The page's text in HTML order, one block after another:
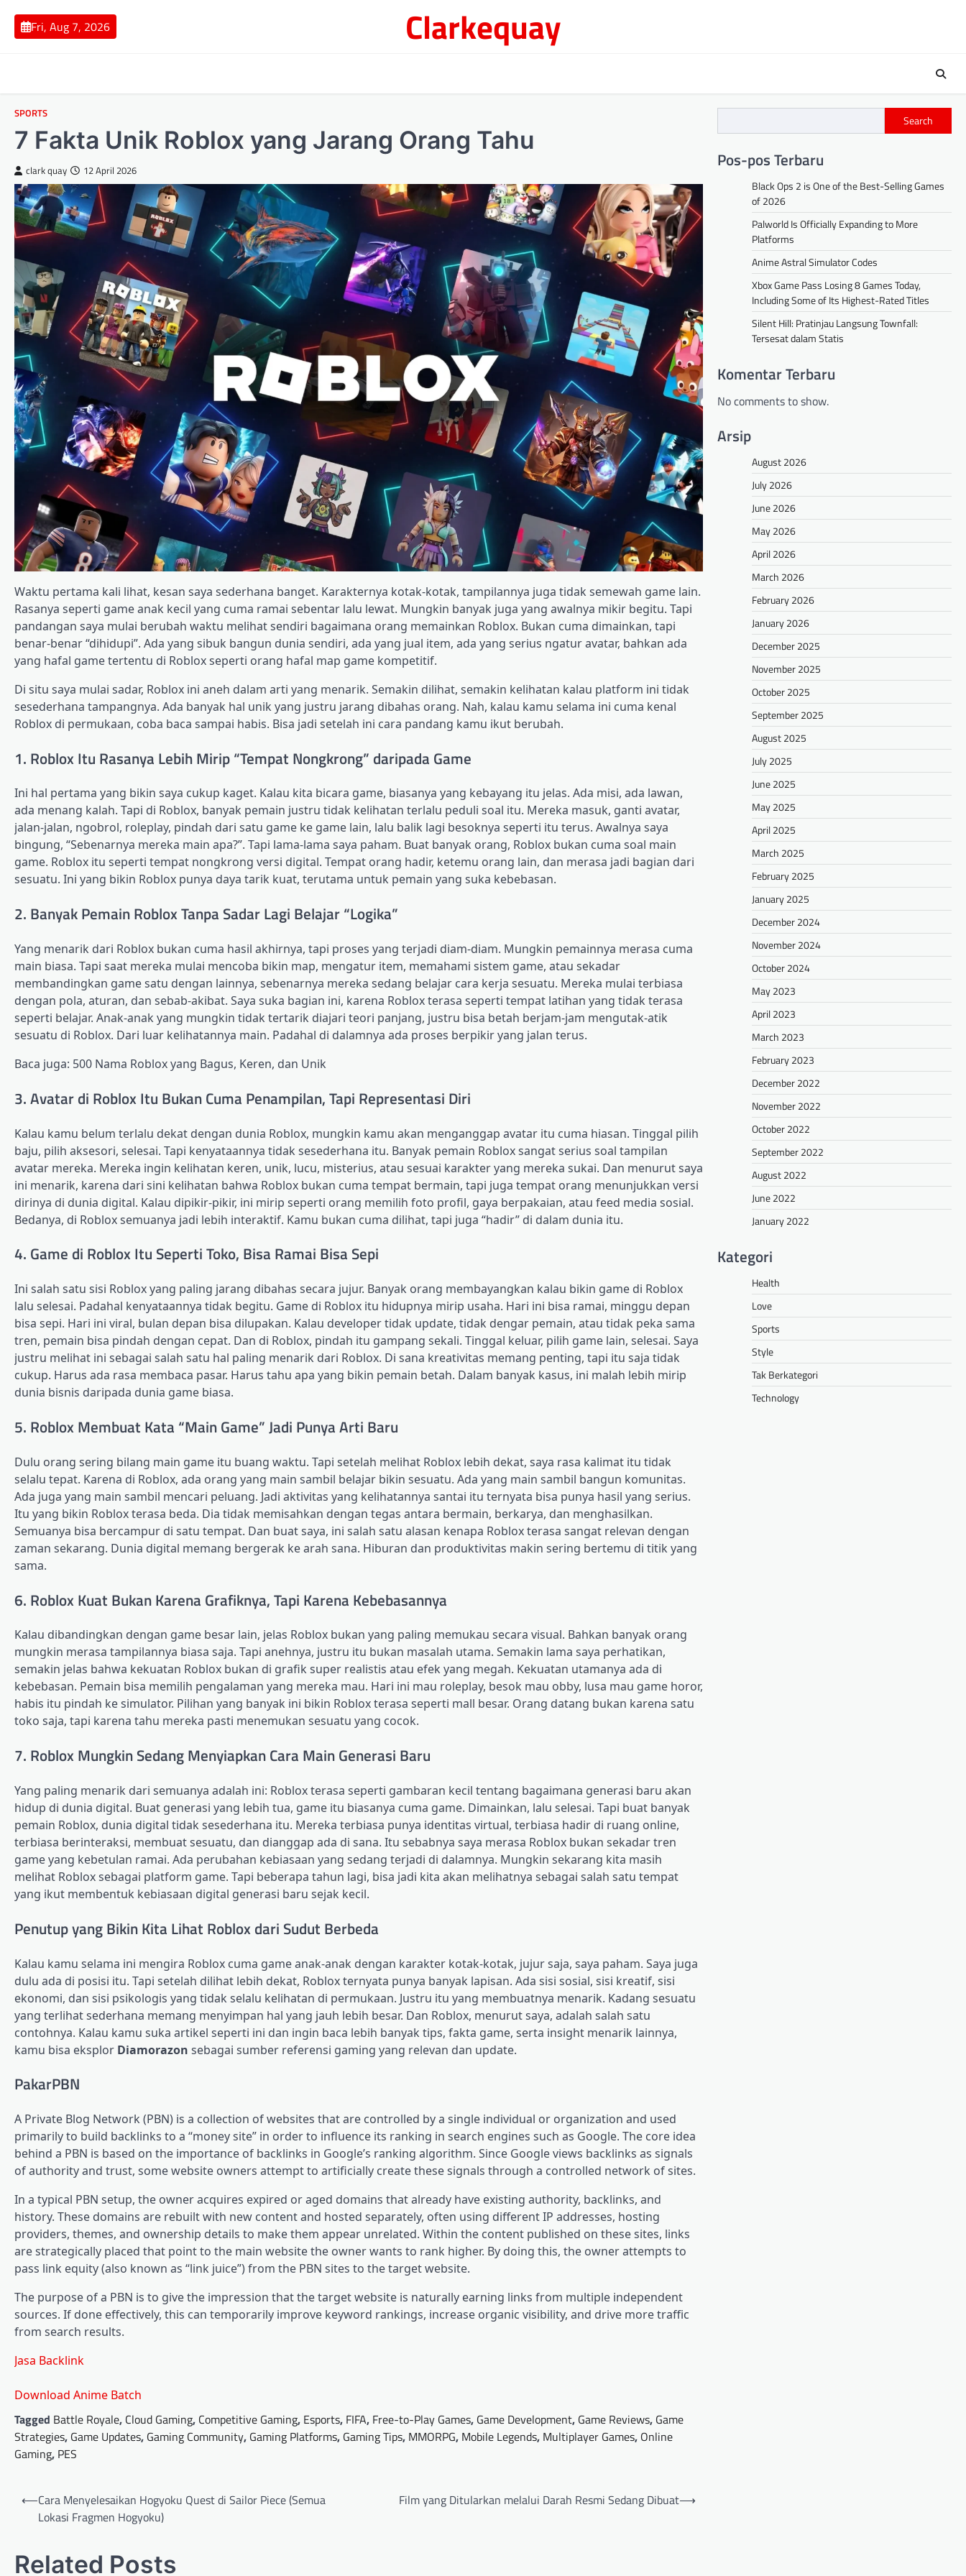
content
Fri, Aug 7, 2026 Clarkequay
SPORTS
7 Fakta Unik Roblox yang Jarang Orang Tahu
clark quay 12 April 2026
Waktu pertama kali lihat, kesan saya sederhana banget. Karakternya kotak-kotak, tampilannya juga tidak semewah game lain.
Rasanya seperti game anak kecil yang cuma ramai sebentar lalu lewat. Mungkin banyak juga yang awalnya mikir begitu. Tapi
pandangan saya mulai berubah waktu melihat sendiri bagaimana orang memainkan Roblox. Bukan cuma dimainkan, tapi
benar-benar “dihidupi”. Ada yang sibuk bangun dunia sendiri, ada yang jual item, ada yang serius ngatur avatar, bahkan ada
yang hafal game tertentu di Roblox seperti orang hafal map game kompetitif.
Di situ saya mulai sadar, Roblox ini aneh dalam arti yang menarik. Semakin dilihat, semakin kelihatan kalau platform ini tidak
sesederhana tampangnya. Ada banyak hal unik yang justru jarang dibahas orang. Nah, kalau kamu selama ini cuma kenal
Roblox di permukaan, coba baca sampai habis. Bisa jadi setelah ini cara pandang kamu ikut berubah.
1. Roblox Itu Rasanya Lebih Mirip “Tempat Nongkrong” daripada Game
Ini hal pertama yang bikin saya cukup kaget. Kalau kita bicara game, biasanya yang kebayang itu jelas. Ada misi, ada lawan,
ada menang kalah. Tapi di Roblox, banyak pemain justru tidak kelihatan terlalu peduli soal itu. Mereka masuk, ganti avatar,
jalan-jalan, ngobrol, roleplay, pindah dari satu game ke game lain, lalu balik lagi besoknya seperti itu terus. Awalnya saya
bingung, “Sebenarnya mereka main apa?”. Tapi lama-lama saya paham. Buat banyak orang, Roblox bukan cuma soal main
game. Roblox itu seperti tempat nongkrong versi digital. Tempat orang hadir, ketemu orang lain, dan merasa jadi bagian dari
sesuatu. Ini yang bikin Roblox punya daya tarik kuat, terutama untuk pemain yang suka kebebasan.
2. Banyak Pemain Roblox Tanpa Sadar Lagi Belajar “Logika”
Yang menarik dari Roblox bukan cuma hasil akhirnya, tapi proses yang terjadi diam-diam. Mungkin pemainnya merasa cuma
main biasa. Tapi saat mereka mulai mencoba bikin map, mengatur item, memahami sistem game, atau sekadar
membandingkan game satu dengan lainnya, sebenarnya mereka sedang belajar cara kerja sesuatu. Mereka mulai terbiasa
dengan pola, aturan, dan sebab-akibat. Saya suka bagian ini, karena Roblox terasa seperti tempat latihan yang tidak terasa
seperti belajar. Anak-anak yang mungkin tidak tertarik diajari teori panjang, justru bisa betah berjam-jam mengutak-atik
sesuatu di Roblox. Dari luar kelihatannya main. Padahal di dalamnya ada proses berpikir yang jalan terus.
Baca juga: 500 Nama Roblox yang Bagus, Keren, dan Unik
3. Avatar di Roblox Itu Bukan Cuma Penampilan, Tapi Representasi Diri
Kalau kamu belum terlalu dekat dengan dunia Roblox, mungkin kamu akan menganggap avatar itu cuma hiasan. Tinggal pilih
baju, pilih aksesori, selesai. Tapi kenyataannya tidak sesederhana itu. Banyak pemain Roblox sangat serius soal tampilan
avatar mereka. Mereka ingin kelihatan keren, unik, lucu, misterius, atau sesuai karakter yang mereka sukai. Dan menurut saya
ini menarik, karena dari sini kelihatan bahwa Roblox bukan cuma tempat bermain, tapi juga tempat orang menunjukkan versi
dirinya di dunia digital. Kalau dipikir-pikir, ini mirip seperti orang memilih foto profil, gaya berpakaian, atau feed media sosial.
Bedanya, di Roblox semuanya jadi lebih interaktif. Kamu bukan cuma dilihat, tapi juga “hadir” di dalam dunia itu.
4. Game di Roblox Itu Seperti Toko, Bisa Ramai Bisa Sepi
Ini salah satu sisi Roblox yang paling jarang dibahas secara jujur. Banyak orang membayangkan kalau bikin game di Roblox
lalu selesai. Padahal kenyataannya tidak begitu. Game di Roblox itu hidupnya mirip usaha. Hari ini bisa ramai, minggu depan
bisa sepi. Hari ini viral, bulan depan bisa dilupakan. Kalau developer tidak update, tidak dengar pemain, atau tidak peka sama
tren, pemain bisa pindah dengan cepat. Dan di Roblox, pindah itu gampang sekali. Tinggal keluar, pilih game lain, selesai. Saya
justru melihat ini sebagai salah satu hal paling menarik dari Roblox. Di sana kreativitas memang penting, tapi itu saja tidak
cukup. Harus ada rasa membaca pasar. Harus tahu apa yang bikin pemain betah. Dalam banyak kasus, ini malah lebih mirip
dunia bisnis daripada dunia game biasa.
5. Roblox Membuat Kata “Main Game” Jadi Punya Arti Baru
Dulu orang sering bilang main game itu buang waktu. Tapi setelah melihat Roblox lebih dekat, saya rasa kalimat itu tidak
selalu tepat. Karena di Roblox, ada orang yang main sambil belajar bikin sesuatu. Ada yang main sambil bangun komunitas.
Ada juga yang main sambil mencari peluang. Jadi aktivitas yang kelihatannya santai itu ternyata bisa punya hasil yang serius.
Itu yang bikin Roblox terasa beda. Dia tidak memisahkan dengan tegas antara bermain, berkarya, dan menghasilkan.
Semuanya bisa bercampur di satu tempat. Dan buat saya, ini salah satu alasan kenapa Roblox terasa sangat relevan dengan
zaman sekarang. Dunia digital memang bergerak ke arah sana. Hiburan dan produktivitas makin sering bertemu di titik yang
sama.
6. Roblox Kuat Bukan Karena Grafiknya, Tapi Karena Kebebasannya
Kalau dibandingkan dengan game besar lain, jelas Roblox bukan yang paling memukau secara visual. Bahkan banyak orang
mungkin merasa tampilannya biasa saja. Tapi anehnya, justru itu bukan masalah utama. Semakin lama saya perhatikan,
semakin jelas bahwa kekuatan Roblox bukan di grafik super realistis atau efek yang megah. Kekuatan utamanya ada di
kebebasan. Pemain bisa memilih pengalaman yang mereka mau. Hari ini mau roleplay, besok mau obby, lusa mau game horor,
habis itu pindah ke simulator. Pilihan yang banyak ini bikin Roblox terasa seperti mall besar. Orang datang bukan karena satu
toko saja, tapi karena tahu mereka pasti menemukan sesuatu yang cocok.
7. Roblox Mungkin Sedang Menyiapkan Cara Main Generasi Baru
Yang paling menarik dari semuanya adalah ini: Roblox terasa seperti gambaran kecil tentang bagaimana generasi baru akan
hidup di dunia digital. Buat generasi yang lebih tua, game itu biasanya cuma game. Dimainkan, lalu selesai. Tapi buat banyak
pemain Roblox, dunia digital tidak sesederhana itu. Mereka terbiasa punya identitas virtual, terbiasa hadir di ruang online,
terbiasa berinteraksi, membuat sesuatu, dan dianggap ada di sana. Itu sebabnya saya merasa Roblox bukan sekadar tren
game yang kebetulan ramai. Ada perubahan kebiasaan yang sedang terjadi di dalamnya. Mungkin sekarang kita masih
melihat Roblox sebagai platform game. Tapi beberapa tahun lagi, bisa jadi kita akan melihatnya sebagai salah satu tempat
yang ikut membentuk kebiasaan digital generasi baru sejak kecil.
Penutup yang Bikin Kita Lihat Roblox dari Sudut Berbeda
Kalau kamu selama ini mengira Roblox cuma game anak-anak dengan karakter kotak-kotak, jujur saja, saya paham. Saya juga
dulu ada di posisi itu. Tapi setelah dilihat lebih dekat, Roblox ternyata punya banyak lapisan. Ada sisi sosial, sisi kreatif, sisi
ekonomi, dan sisi psikologis yang tidak selalu kelihatan di permukaan. Justru itu yang membuatnya menarik. Kadang sesuatu
yang terlihat sederhana memang menyimpan hal yang jauh lebih besar. Dan Roblox, menurut saya, adalah salah satu
contohnya. Kalau kamu suka artikel seperti ini dan ingin baca lebih banyak tips, fakta game, serta insight menarik lainnya,
kamu bisa eksplor Diamorazon sebagai sumber referensi gaming yang relevan dan update.
PakarPBN
A Private Blog Network (PBN) is a collection of websites that are controlled by a single individual or organization and used
primarily to build backlinks to a “money site” in order to influence its ranking in search engines such as Google. The core idea
behind a PBN is based on the importance of backlinks in Google’s ranking algorithm. Since Google views backlinks as signals
of authority and trust, some website owners attempt to artificially create these signals through a controlled network of sites.
In a typical PBN setup, the owner acquires expired or aged domains that already have existing authority, backlinks, and
history. These domains are rebuilt with new content and hosted separately, often using different IP addresses, hosting
providers, themes, and ownership details to make them appear unrelated. Within the content published on these sites, links
are strategically placed that point to the main website the owner wants to rank higher. By doing this, the owner attempts to
pass link equity (also known as “link juice”) from the PBN sites to the target website.
The purpose of a PBN is to give the impression that the target website is naturally earning links from multiple independent
sources. If done effectively, this can temporarily improve keyword rankings, increase organic visibility, and drive more traffic
from search results.
Jasa Backlink
Download Anime Batch
Tagged Battle Royale, Cloud Gaming, Competitive Gaming, Esports, FIFA, Free-to-Play Games, Game Development, Game Reviews, Game
Strategies, Game Updates, Gaming Community, Gaming Platforms, Gaming Tips, MMORPG, Mobile Legends, Multiplayer Games, Online
Gaming, PES
Post
navigation
⟵Cara Menyelesaikan Hogyoku Quest di Sailor Piece (Semua
Lokasi Fragmen Hogyoku)
Film yang Ditularkan melalui Darah Resmi Sedang Dibuat⟶
Related Posts
Search
Pos-pos Terbaru
Black Ops 2 is One of the Best-Selling Games
of 2026
Palworld Is Officially Expanding to More
Platforms
Anime Astral Simulator Codes
Xbox Game Pass Losing 8 Games Today,
Including Some of Its Highest-Rated Titles
Silent Hill: Pratinjau Langsung Townfall:
Tersesat dalam Statis
Komentar Terbaru
No comments to show.
Arsip
August 2026
July 2026
June 2026
May 2026
April 2026
March 2026
February 2026
January 2026
December 2025
November 2025
October 2025
September 2025
August 2025
July 2025
June 2025
May 2025
April 2025
March 2025
February 2025
January 2025
December 2024
November 2024
October 2024
May 2023
April 2023
March 2023
February 2023
December 2022
November 2022
October 2022
September 2022
August 2022
June 2022
January 2022
Kategori
Health
Love
Sports
Style
Tak Berkategori
Technology